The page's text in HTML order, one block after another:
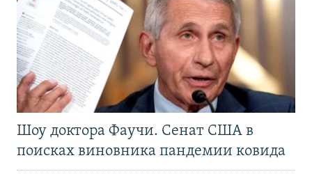
Шоу доктора Фаучи. Сенат США в
поисках виновника пандемии ковида